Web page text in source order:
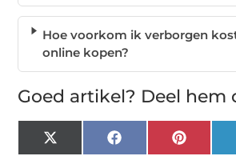
Hoe voorkom ik verborgen
online kopen?
Goed artikel? Deel hem
X
(Twitter)
Facebook